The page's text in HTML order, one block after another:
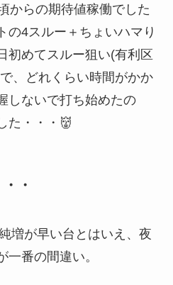
からの期待値稼働でした
の4スルー＋ちょいハマり
初めてスルー狙い(有利区
、どれくらい時間がかか
しないで打ち始めたの
た・・・👹
・
増が早い台とはいえ、夜
一番の間違い。